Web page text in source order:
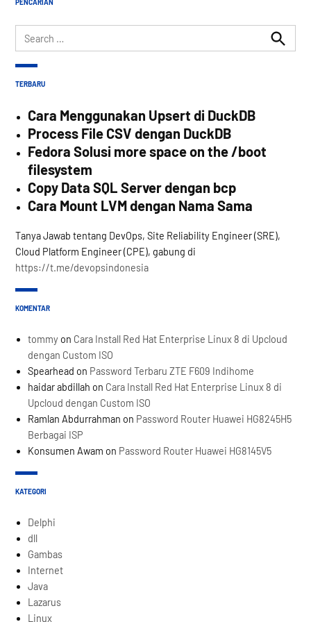
PENCARIAN
Search
for:
Search
TERBARU
Cara Menggunakan Upsert di DuckDB
Process File CSV dengan DuckDB
Fedora Solusi more space on the /boot
filesystem
Copy Data SQL Server dengan bcp
Cara Mount LVM dengan Nama Sama
Tanya Jawab tentang DevOps, Site Reliability Engineer (SRE),
Cloud Platform Engineer (CPE), gabung di
https://t.me/devopsindonesia
KOMENTAR
tommy on Cara Install Red Hat Enterprise Linux 8 di Upcloud
dengan Custom ISO
Spearhead on Password Terbaru ZTE F609 Indihome
haidar abdillah on Cara Install Red Hat Enterprise Linux 8 di
Upcloud dengan Custom ISO
Ramlan Abdurrahman on Password Router Huawei HG8245H5
Berbagai ISP
Konsumen Awam on Password Router Huawei HG8145V5
KATEGORI
Delphi
dll
Gambas
Internet
Java
Lazarus
Linux